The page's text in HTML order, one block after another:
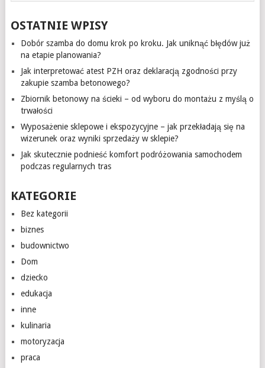
OSTATNIE WPISY
Dobór szamba do domu krok po kroku. Jak uniknąć błędów już
na etapie planowania?
Jak interpretować atest PZH oraz deklaracją zgodności przy
zakupie szamba betonowego?
Zbiornik betonowy na ścieki – od wyboru do montażu z myślą o
trwałości
Wyposażenie sklepowe i ekspozycyjne – jak przekładają się na
wizerunek oraz wyniki sprzedaży w sklepie?
Jak skutecznie podnieść komfort podróżowania samochodem
podczas regularnych tras
KATEGORIE
Bez kategorii
biznes
budownictwo
Dom
dziecko
edukacja
inne
kulinaria
motoryzacja
praca